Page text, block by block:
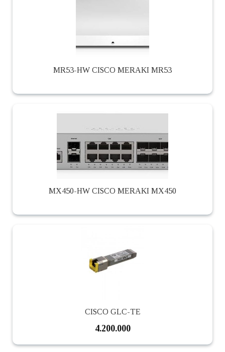
MR53-HW CISCO MERAKI MR53
MX450-HW CISCO MERAKI MX450
CISCO GLC-TE
4.200.000